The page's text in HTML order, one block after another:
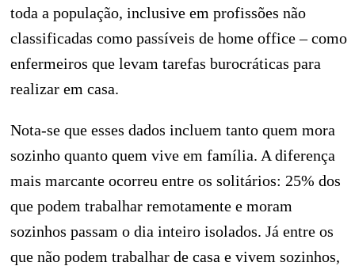
toda a população, inclusive em profissões não
classificadas como passíveis de home office – como
enfermeiros que levam tarefas burocráticas para
realizar em casa.
Nota-se que esses dados incluem tanto quem mora
sozinho quanto quem vive em família. A diferença
mais marcante ocorreu entre os solitários: 25% dos
que podem trabalhar remotamente e moram
sozinhos passam o dia inteiro isolados. Já entre os
que não podem trabalhar de casa e vivem sozinhos,